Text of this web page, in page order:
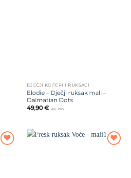
DJEČJI KOFERI I RUKSACI
Elodie – Dječji ruksak mali –
Dalmatian Dots
49,90 € uklj. PDV